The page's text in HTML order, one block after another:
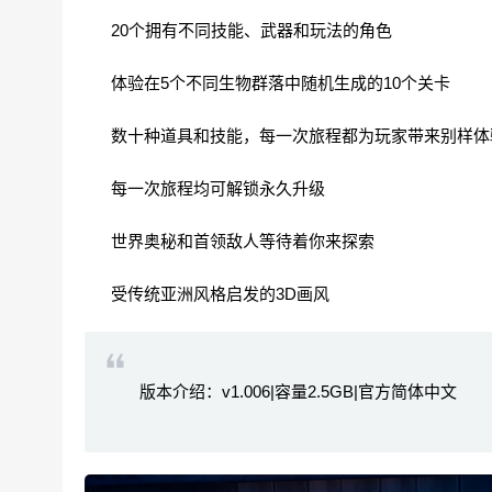
20个拥有不同技能、武器和玩法的角色
体验在5个不同生物群落中随机生成的10个关卡
数十种道具和技能，每一次旅程都为玩家带来别样
每一次旅程均可解锁永久升级
世界奥秘和首领敌人等待着你来探索
受传统亚洲风格启发的3D画风
版本介绍：v1.006|容量2.5GB|官方简体中文